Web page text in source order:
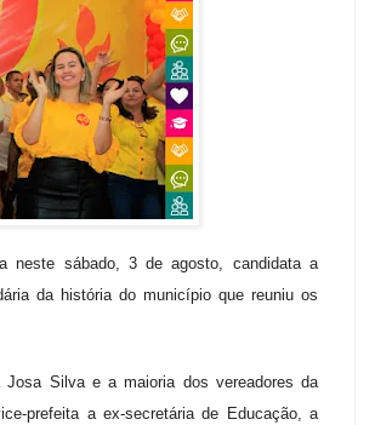
neste sábado, 3 de agosto, candidata a
da história do município que reuniu os
Silva e a maioria dos vereadores da
prefeita a ex-secretária de Educação, a